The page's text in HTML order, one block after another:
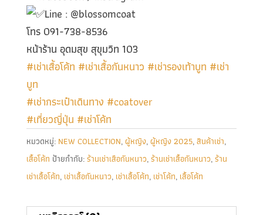
Line : @blossomcoat
โทร 091-738-8536
หน้าร้าน อุดมสุข สุขุมวิท 103
#เช่าเสื้อโค้ท #เช่าเสื้อกันหนาว #เช่ารองเท้าบูท #เช่า
บูท
#เช่ากระเป๋าเดินทาง #coatover
#เที่ยวญี่ปุ่น #เช่าโค้ท
หมวดหมู่: NEW COLLECTION,ผู้หญิง,ผู้หญิง 2025,สินค้าเช่า,
เสื้อโค้ท ป้ายกำกับ:ร้านเช่าเสือกันหนาว,ร้านเช่าเสื้อกันหนาว,ร้าน
เช่าเสื้อโค้ท, เช่าเสื้อกันหนาว, เช่าเสื้อโค้ท, เช่าโค้ท, เสื้อโค้ท